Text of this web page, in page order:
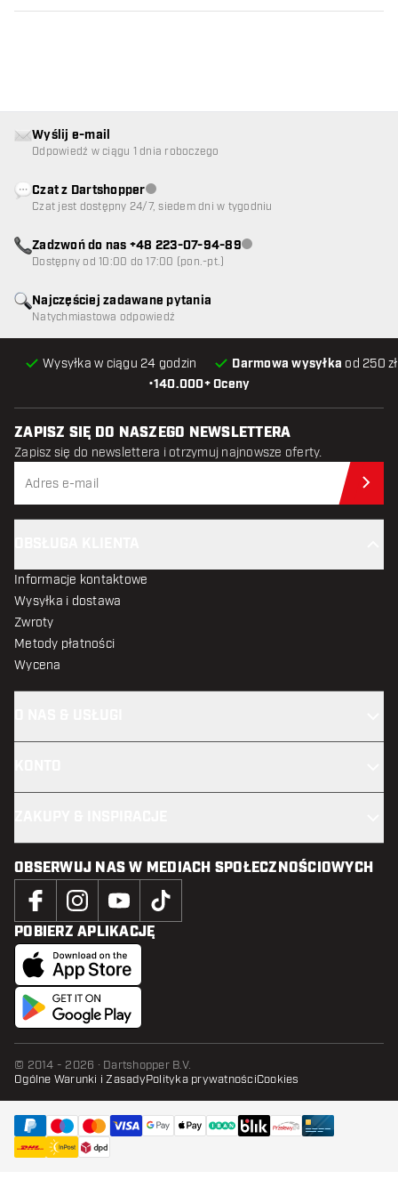
•140.000+ Oceny
Wysyłka w ciągu 24 godzin Darmowa wysyłka od 250
Najczęściej zadawane pytania
Natychmiastowa odpowiedź
Wyślij e-mail
Odpowiedź w ciągu 1 dnia roboczego
Czat z DartshopperObsługa klienta niedostępna
Czat jest dostępny 24/7, siedem dni w tygodniu
Zadzwoń do nas +48 223-07-94-89Obsługa klienta niedostępna
Dostępny od 10:00 do 17:00 (pon.-pt.)
ZAPISZ SIĘ DO NASZEGO NEWSLETTERA
Zapisz się do newslettera i otrzymuj najnowsze oferty.
Informacje kontaktowe
Wysyłka i dostawa
Zwroty
Metody płatności
Wycena
OBSERWUJ NAS W MEDIACH SPOŁECZNOŚCIOWYCH
POBIERZ APLIKACJĘ
© 2014 - 2026 · Dartshopper B.V.
Ogólne Warunki i ZasadyPolityka prywatnościCookies